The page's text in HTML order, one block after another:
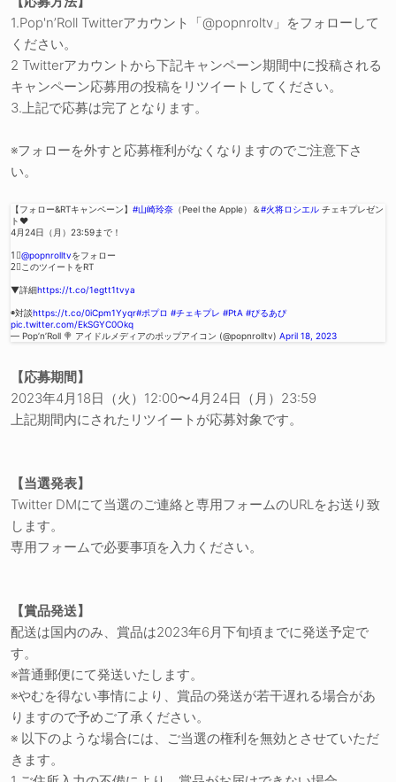
1.Pop'n’Roll Twitterアカウント「@popnroltv」をフォローして
ください。
2 Twitterアカウントから下記キャンペーン期間中に投稿される
キャンペーン応募用の投稿をリツイートしてください。
3.上記で応募は完了となります。
※フォローを外すと応募権利がなくなりますのでご注意下さ
い。
【フォロー&RTキャンペーン】 #山崎玲奈 （Peel the Apple）＆#火将ロシエル チェキプレゼン
ト❤️
4月24日（月）23:59まで！
1⃣@popnrolltvをフォロー
2⃣このツイートをRT
▼詳細https://t.co/1egtt1tvya
◉対談https://t.co/0iCpm1Yyqr#ポプロ #チェキプレ #PtA #ぴるあぴ
pic.twitter.com/EkSGYC0Okq
— Pop’n’Roll 🍭 アイドルメディアのポップアイコン (@popnrolltv) April 18, 2023
【応募期間】
2023年4月18日（火）12:00〜4月24日（月）23:59
上記期間内にされたリツイートが応募対象です。
【当選発表】
Twitter DMにて当選のご連絡と専用フォームのURLをお送り致
します。
専用フォームで必要事項を入力ください。
【賞品発送】
配送は国内のみ、賞品は2023年6月下旬頃までに発送予定で
す。
※普通郵便にて発送いたします。
※やむを得ない事情により、賞品の発送が若干遅れる場合があ
りますので予めご了承ください。
※ 以下のような場合には、ご当選の権利を無効とさせていただ
きます。